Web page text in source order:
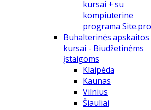
kursai + su
kompiuterine
programa Site.pro
Buhalterinės apskaitos
kursai - Biudžetinėms
įstaigoms
Klaipėda
Kaunas
Vilnius
Šiauliai